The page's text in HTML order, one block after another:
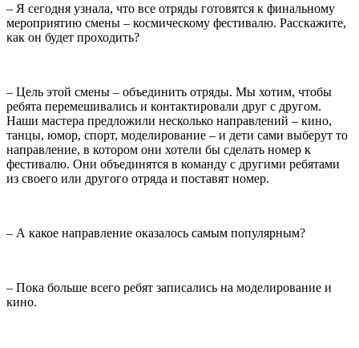
– Я сегодня узнала, что все отряды готовятся к финальному
мероприятию смены – космическому фестивалю. Расскажите,
как он будет проходить?
– Цель этой смены – объединить отряды. Мы хотим, чтобы
ребята перемешивались и контактировали друг с другом.
Наши мастера предложили несколько направлений – кино,
танцы, юмор, спорт, моделирование – и дети сами выберут то
направление, в котором они хотели бы сделать номер к
фестивалю. Они объединятся в команду с другими ребятами
из своего или другого отряда и поставят номер.
– А какое направление оказалось самым популярным?
– Пока больше всего ребят записались на моделирование и
кино.